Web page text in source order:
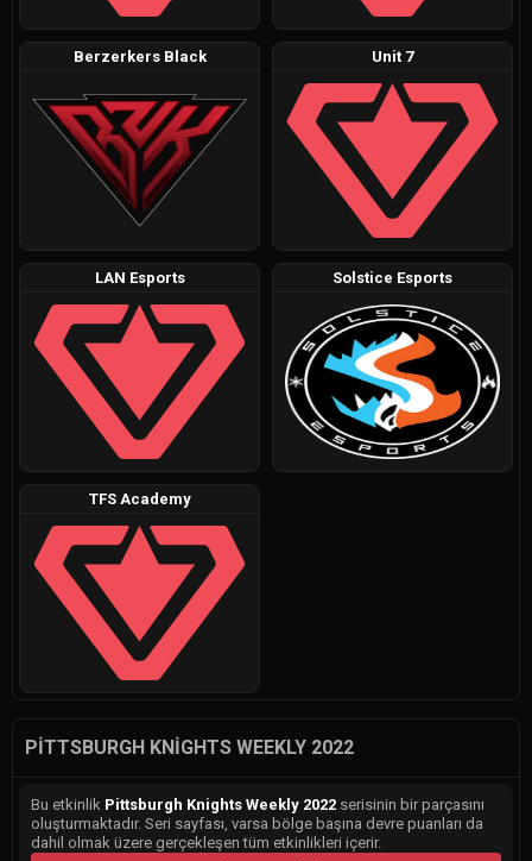
Berzerkers Black Unit 7
LAN Esports Solstice Esports
TFS Academy
PITTSBURGH KNIGHTS WEEKLY 2022
Bu etkinlik Pittsburgh Knights Weekly 2022 serisinin bir parçasını
oluşturmaktadır. Seri sayfası, varsa bölge başına devre puanları da
dahil olmak üzere gerçekleşen tüm etkinlikleri içerir.